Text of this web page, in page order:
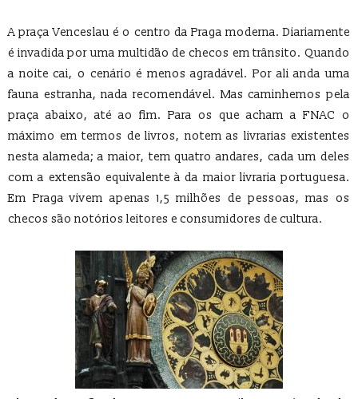
A praça Venceslau é o centro da Praga moderna. Diariamente
é invadida por uma multidão de checos em trânsito. Quando
a noite cai, o cenário é menos agradável. Por ali anda uma
fauna estranha, nada recomendável. Mas caminhemos pela
praça abaixo, até ao fim. Para os que acham a FNAC o
máximo em termos de livros, notem as livrarias existentes
nesta alameda; a maior, tem quatro andares, cada um deles
com a extensão equivalente à da maior livraria portuguesa.
Em Praga vivem apenas 1,5 milhões de pessoas, mas os
checos são notórios leitores e consumidores de cultura.